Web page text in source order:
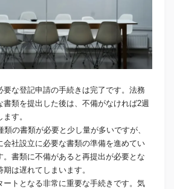
要な登記申請の手続きは完了です。法務
書類を提出した後は、不備がなければ2週
す。
の書類が必要と少し量が多いですが、
会社設立に必要な書類の準備を進めてい
。書類に不備があると再提出が必要とな
は遅れてしまいます。
ートとなる非常に重要な手続きです。気